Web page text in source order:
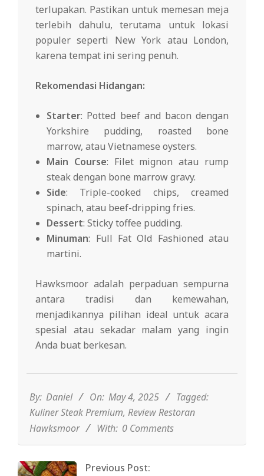
terlupakan. Pastikan untuk memesan meja
terlebih dahulu, terutama untuk lokasi
populer seperti New York atau London,
karena tempat ini sering penuh.
Rekomendasi Hidangan:
Starter: Potted beef and bacon dengan
Yorkshire pudding, roasted bone
marrow, atau Vietnamese oysters.
Main Course: Filet mignon atau rump
steak dengan bone marrow gravy.
Side: Triple-cooked chips, creamed
spinach, atau beef-dripping fries.
Dessert: Sticky toffee pudding.
Minuman: Full Fat Old Fashioned atau
martini.
Hawksmoor adalah perpaduan sempurna
antara tradisi dan kemewahan,
menjadikannya pilihan ideal untuk acara
spesial atau sekadar malam yang ingin
Anda buat berkesan.
04
By: Daniel On: May 4, 2025
Tagged:
Kuliner Steak Premium, Review Restoran
Hawksmoor
With: 0 Comments
Previous Post: